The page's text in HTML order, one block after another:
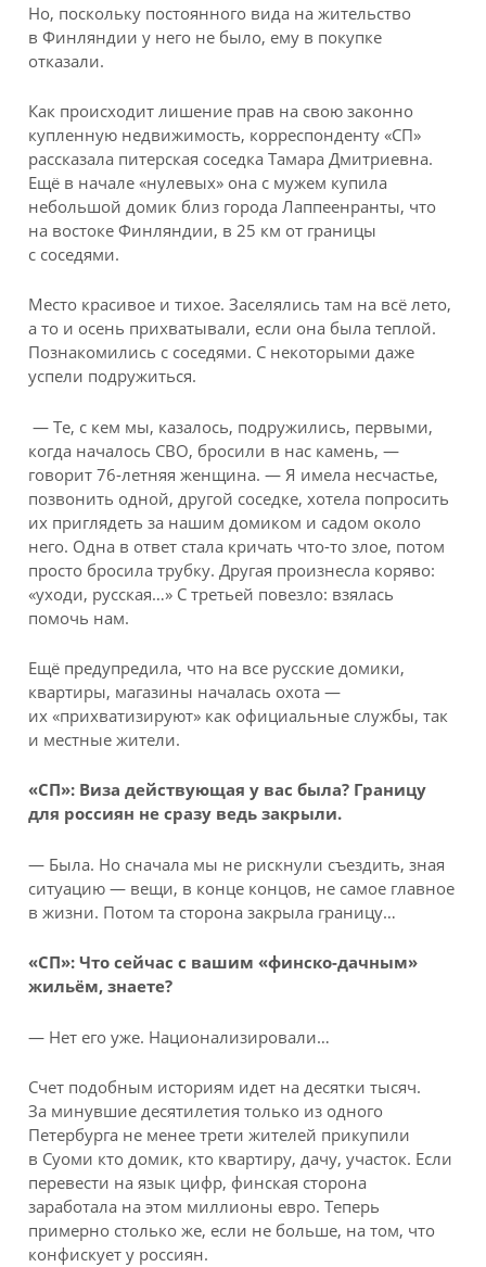
Но, поскольку постоянного вида на жительство
в Финляндии у него не было, ему в покупке
отказали.
Как происходит лишение прав на свою законно
купленную недвижимость, корреспонденту «СП»
рассказала питерская соседка Тамара Дмитриевна.
Ещё в начале «нулевых» она с мужем купила
небольшой домик близ города Лаппеенранты, что
на востоке Финляндии, в 25 км от границы
с соседями.
Место красивое и тихое. Заселялись там на всё лето,
а то и осень прихватывали, если она была теплой.
Познакомились с соседями. С некоторыми даже
успели подружиться.
— Те, с кем мы, казалось, подружились, первыми,
когда началось СВО, бросили в нас камень, —
говорит 76-летняя женщина. — Я имела несчастье,
позвонить одной, другой соседке, хотела попросить
их приглядеть за нашим домиком и садом около
него. Одна в ответ стала кричать что-то злое, потом
просто бросила трубку. Другая произнесла коряво:
«уходи, русская…» С третьей повезло: взялась
помочь нам.
Ещё предупредила, что на все русские домики,
квартиры, магазины началась охота —
их «прихватизируют» как официальные службы, так
и местные жители.
«СП»: Виза действующая у вас была? Границу
для россиян не сразу ведь закрыли.
— Была. Но сначала мы не рискнули съездить, зная
ситуацию — вещи, в конце концов, не самое главное
в жизни. Потом та сторона закрыла границу…
«СП»: Что сейчас с вашим «финско-дачным»
жильём, знаете?
— Нет его уже. Национализировали…
Счет подобным историям идет на десятки тысяч.
За минувшие десятилетия только из одного
Петербурга не менее трети жителей прикупили
в Суоми кто домик, кто квартиру, дачу, участок. Если
перевести на язык цифр, финская сторона
заработала на этом миллионы евро. Теперь
примерно столько же, если не больше, на том, что
конфискует у россиян.